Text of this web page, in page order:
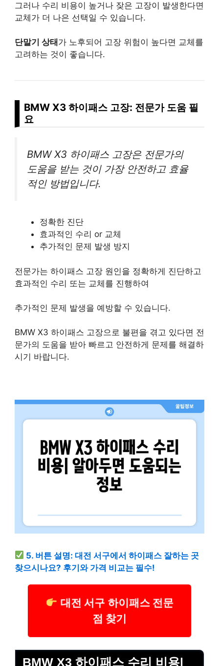
그러나 수리 비용이 높거나 잦은 고장이 발생한다면
교체가 더 나은 선택일 수 있습니다.
단말기 상태 가 노후되어 고장 위험이 높다면 교체를
고려하는 것이 좋습니다.
BMW X3 하이패스 고장: 전문가 도움 필
요
BMW X3 하이패스 고장은 전문가의
도움을 받는 것이 가장 안전하고 효율
적인 방법입니다.
정확한 진단
효과적인 수리 or 교체
추가적인 문제 발생 방지
전문가는 하이패스 고장 원인을 정확하게 진단하고
효과적인 수리 또는 교체를 진행하여
추가적인 문제 발생을 예방할 수 있습니다.
BMW X3 하이패스 고장으로 불편을 겪고 있다면 전
문가의 도움을 받아 빠르고 안전하게 문제를 해결하
시기 바랍니다.
5. 버튼 설명: 대전 서구에서 하이패스 잘하는 곳
찾으시나요? 후기와 가격 비교는 필수!
대전 서구 하이패스 전문
점 찾기
BMW X3 하이패스 수리 비용|